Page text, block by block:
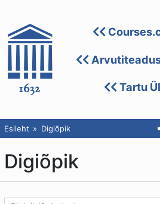
Tartu
Esileht Digiõpik
Digiõpik